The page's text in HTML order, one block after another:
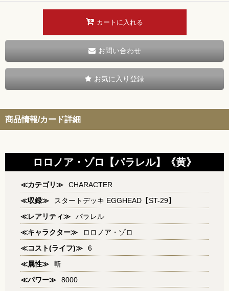
カートに入れる
お問い合わせ
お気に入り登録
商品情報/カード詳細
ロロノア・ゾロ【パラレル】《黄》
≪カテゴリ≫
CHARACTER
≪収録≫
スタートデッキ EGGHEAD【ST-29】
≪レアリティ≫
パラレル
≪キャラクター≫
ロロノア・ゾロ
≪コスト(ライフ)≫
6
≪属性≫
斬
≪パワー≫
8000